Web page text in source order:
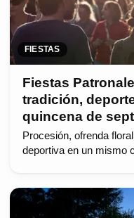
FIESTAS
Fiestas
tradición,
quincena de
Procesión, ofrenda
deportiva en un mismo